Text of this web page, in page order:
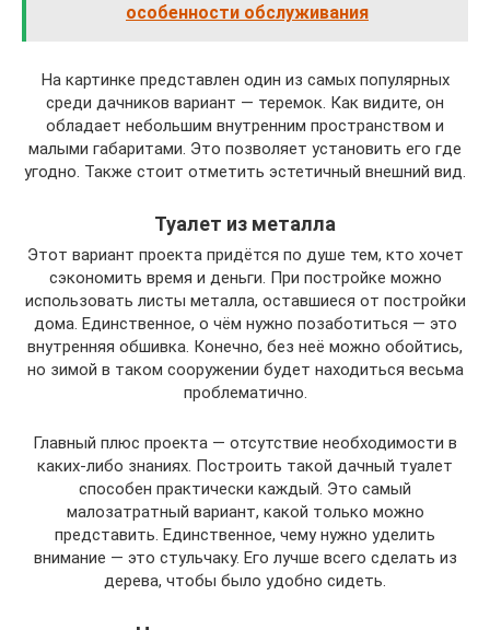
особенности обслуживания
На картинке представлен один из самых популярных
среди дачников вариант — теремок. Как видите, он
обладает небольшим внутренним пространством и
малыми габаритами. Это позволяет установить его где
угодно. Также стоит отметить эстетичный внешний вид.
Туалет из металла
Этот вариант проекта придётся по душе тем, кто хочет
сэкономить время и деньги. При постройке можно
использовать листы металла, оставшиеся от постройки
дома. Единственное, о чём нужно позаботиться — это
внутренняя обшивка. Конечно, без неё можно обойтись,
но зимой в таком сооружении будет находиться весьма
проблематично.
Главный плюс проекта — отсутствие необходимости в
каких-либо знаниях. Построить такой дачный туалет
способен практически каждый. Это самый
малозатратный вариант, какой только можно
представить. Единственное, чему нужно уделить
внимание — это стульчаку. Его лучше всего сделать из
дерева, чтобы было удобно сидеть.